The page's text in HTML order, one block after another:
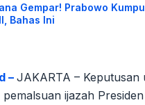
Gempar! Prabowo
Bahas Ini
– JAKARTA –
pemalsuan ijazah